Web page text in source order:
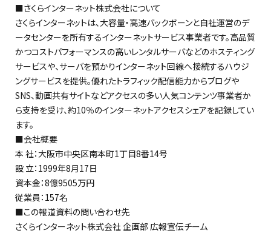
■さくらインターネット株式会社について
さくらインターネットは、大容量・高速バックボーンと自社運営のデ
ータセンターを所有するインターネットサービス事業者です。高品質
かつコストパフォーマンスの高いレンタルサーバなどのホスティング
サービスや、サーバを預かりインターネット回線へ接続するハウジ
ングサービスを提供。優れたトラフィック配信能力からブログや
SNS、動画共有サイトなどアクセスの多い人気コンテンツ事業者か
ら支持を受け、約10％のインターネットアクセスシェアを記録してい
ます。
■会社概要
本 社：大阪市中央区南本町1丁目8番14号
設 立：1999年8月17日
資本金：8億9505万円
従業員：157名
■この報道資料の問い合わせ先
さくらインターネット株式会社 企画部 広報宣伝チーム